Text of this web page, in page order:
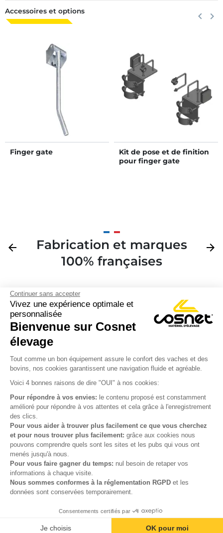
Continuer sans accepter
Vivez une expérience optimale et
personnalisée
Bienvenue sur Cosnet
élevage
Tout comme un bon équipement assure le confort des vaches et des
bovins, nos cookies garantissent une navigation fluide et agréable.
Voici 4 bonnes raisons de dire "OUI" à nos cookies:
Pour répondre à vos envies: le contenu proposé est constamment
amélioré pour répondre à vos attentes et cela grâce à l'enregistrement
des clics.
Pour vous aider à trouver plus facilement ce que vous cherchez
et pour nous trouver plus facilement: grâce aux cookies nous
pouvons comprendre quels sont les sites et les pubs qui vous ont
menés jusqu'à nous.
Pour vous faire gagner du temps: nul besoin de retaper vos
informations à chaque visite.
Nous sommes conformes à la réglementation RGPD et les
données sont conservées temporairement.
Consentements certifiés par
Je choisis OK pour moi
Accessoires et options keyboard_arrow_left keyboard_arrow_right
Finger gate
Kit de pose et de finition
pour finger gate
Précédent
arrow_back
Fabrication et marques
100% françaises
arrow_forward
Produits
Notre société
Votre compte
Informations
phone mail
© Cosnet 2026 -Réalisation site e-commerce